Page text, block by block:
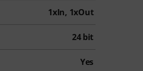
1xIn, 1xOut
24 bit
Yes